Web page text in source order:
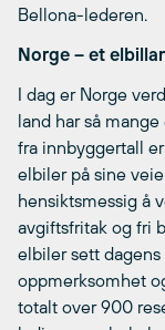
Bellona-lederen.
Norge – et
I dag er Norge
land har så
fra innbyggertall
elbiler på sine
hensiktsmessig å
avgiftsfritak og fri
elbiler sett
oppmerksomhet
totalt over 900